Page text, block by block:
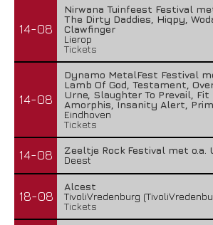
14-08
Nirwana Tuinfeest Festival
The Dirty Daddies, Hiqpy,
Clawfinger
Lierop
Tickets
14-08
Dynamo MetalFest Festival
Lamb Of God, Testament,
Urne, Slaughter To Prevail, Fit
Amorphis, Insanity Alert,
Eindhoven
Tickets
14-08
Zeeltje Rock Festival met o.a.
Deest
18-08
Alcest
TivoliVredenburg
Tickets